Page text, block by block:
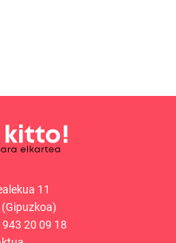
11
943 20 09 18